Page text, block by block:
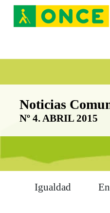
Boletín
Noticias
Nº 4. ABRIL 2015
Igualdad